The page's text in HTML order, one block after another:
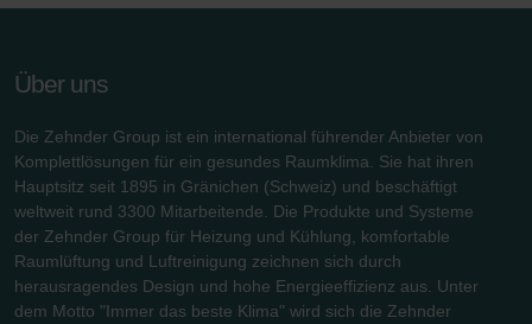
Über uns
Die Zehnder Group ist ein international führender Anbieter von
Komplettlösungen für ein gesundes Raumklima. Sie hat ihren
Hauptsitz seit 1895 in Gränichen (Schweiz) und beschäftigt
weltweit rund 3300 Mitarbeitende. Die Produkte und Systeme
der Zehnder Group für Heizung und Kühlung, komfortable
Raumlüftung und Luftreinigung zeichnen sich durch
herausragendes Design und hohe Energieeffizienz aus. Unter
dem Motto "Immer das beste Klima" wird sich die Zehnder